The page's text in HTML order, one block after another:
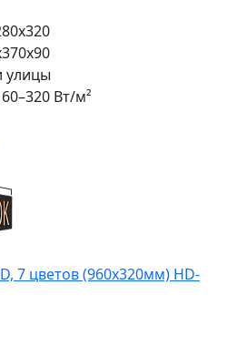
улицы
Вт/м²
7 цветов (960x320мм) HD-